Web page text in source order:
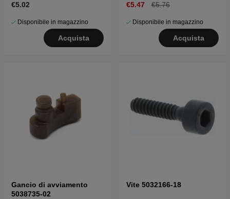
€5.02
Disponibile in magazzino
Acquista
€5.47 €5.76
Disponibile in magazzino
Acquista
Gancio di avviamento
5038735-02
Vite 5032166-18